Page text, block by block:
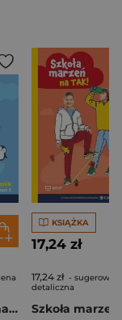
Szkoła marzeń na TAK SP 1 podr. cz.2
KSIĄŻKA
17,24 zł
17,24 zł -
detaliczna